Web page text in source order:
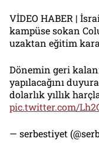
VİDEO HABER |
kampüse sokan
uzaktan eğitim
Dönemin geri
yapılacağını
dolarlık yıllık
pic.twitter.com/
— serbestiyet